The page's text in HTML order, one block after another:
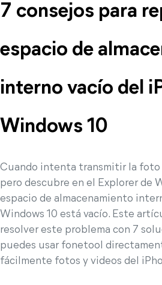
7 consejos para
espacio de
interno vacío del
Windows 10
Cuando intenta transmitir la foto
pero descubre en el Explorer de
espacio de almacenamiento
Windows 10 está vacío. Este
resolver este problema con 7
puedes usar fonetool
fácilmente fotos y videos del